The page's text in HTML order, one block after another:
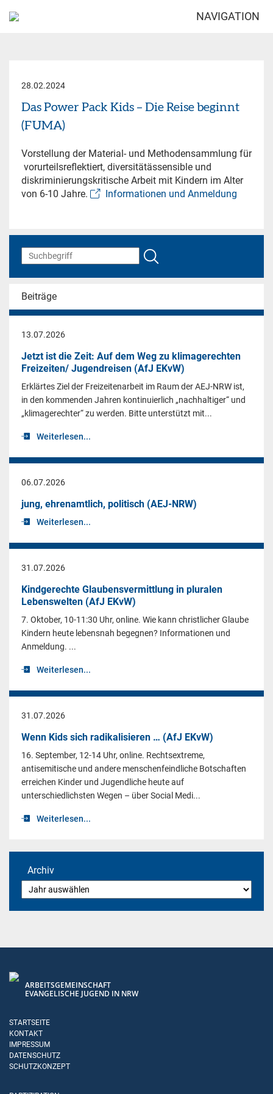
NAVIGATION
28.02.2024
Das Power Pack Kids – Die Reise beginnt
(FUMA)
Vorstellung der Material- und Methodensammlung für
vorurteilsreflektiert, diversitätässensible und
diskriminierungskritische Arbeit mit Kindern im Alter
von 6-10 Jahre.
Informationen und Anmeldung
Beiträge
13.07.2026
Jetzt ist die Zeit: Auf dem Weg zu klimagerechten
Freizeiten/ Jugendreisen (AfJ EKvW)
Erklärtes Ziel der Freizeitenarbeit im Raum der AEJ-NRW ist,
in den kommenden Jahren kontinuierlich „nachhaltiger“ und
„klimagerechter“ zu werden. Bitte unterstützt mit...
Weiterlesen...
06.07.2026
jung, ehrenamtlich, politisch (AEJ-NRW)
Weiterlesen...
31.07.2026
Kindgerechte Glaubensvermittlung in pluralen
Lebenswelten (AfJ EKvW)
7. Oktober, 10-11:30 Uhr, online. Wie kann christlicher Glaube
Kindern heute lebensnah begegnen? Informationen und
Anmeldung. ...
Weiterlesen...
31.07.2026
Wenn Kids sich radikalisieren … (AfJ EKvW)
16. September, 12-14 Uhr, online. Rechtsextreme,
antisemitische und andere menschenfeindliche Botschaften
erreichen Kinder und Jugendliche heute auf
unterschiedlichsten Wegen – über Social Medi...
Weiterlesen...
Archiv
ARBEITSGEMEINSCHAFT
EVANGELISCHE JUGEND IN NRW
STARTSEITE
KONTAKT
IMPRESSUM
DATENSCHUTZ
SCHUTZKONZEPT